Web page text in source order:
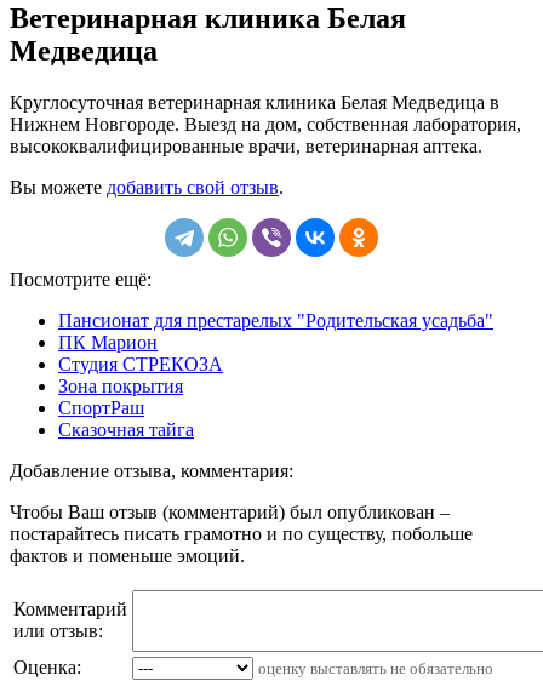
Ветеринарная клиника Белая
Медведица
Круглосуточная ветеринарная клиника Белая Медведица в
Нижнем Новгороде. Выезд на дом, собственная лаборатория,
высококвалифицированные врачи, ветеринарная аптека.
Вы можете добавить свой отзыв.
Посмотрите ещё:
Пансионат для престарелых "Родительская усадьба"
ПК Марион
Студия СТРЕКОЗА
Зона покрытия
СпортРаш
Сказочная тайга
Добавление отзыва, комментария:
Чтобы Ваш отзыв (комментарий) был опубликован –
постарайтесь писать грамотно и по существу, побольше
фактов и поменьше эмоций.
Комментарий
или отзыв:
Оценка:
оценку выставлять не обязательно